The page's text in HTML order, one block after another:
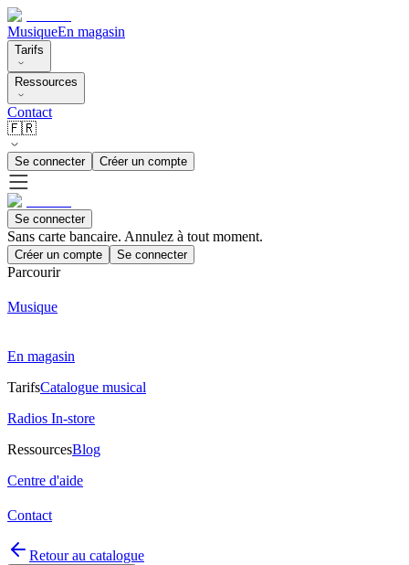
MusiqueEn magasin
Tarifs
Ressources
Contact
🇫🇷
Se connecter Créer un compte
Se connecter
Sans carte bancaire. Annulez à tout moment.
Créer un compte Se connecter
Parcourir
Musique
En magasin
TarifsCatalogue musical
Radios In-store
RessourcesBlog
Centre d'aide
Contact
Retour au catalogue